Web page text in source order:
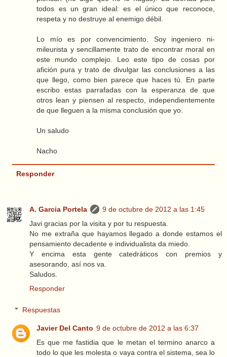
todos es un gran ideal: es el único que reconoce,
respeta y no destruye al enemigo débil.
Lo mío es por convencimiento. Soy ingeniero ni-
mileurista y sencillamente trato de encontrar moral en
este mundo complejo. Leo este tipo de cosas por
afición pura y trato de divulgar las conclusiones a las
que llego, como bien parece que haces tú. En parte
escribo estas parrafadas con la esperanza de que
otros lean y piensen al respecto, independientemente
de que lleguen a la misma conclusión que yo.
Un saludo
Nacho
Responder
A. Garcia Portela
9 de octubre de 2012 a las 1:45
Javi gracias por la visita y por tu respuesta.
No me extraña que hayamos llegado a donde estamos el
pensamiento decadente e individualista da miedo.
Y encima esta gente catedráticos con premios y
asesorando, así nos va.
Saludos.
Responder
Respuestas
Javier Del Canto 9 de octubre de 2012 a las 6:37
Es que me fastidia que le metan el termino anarco a
todo lo que les molesta o vaya contra el sistema, sea lo